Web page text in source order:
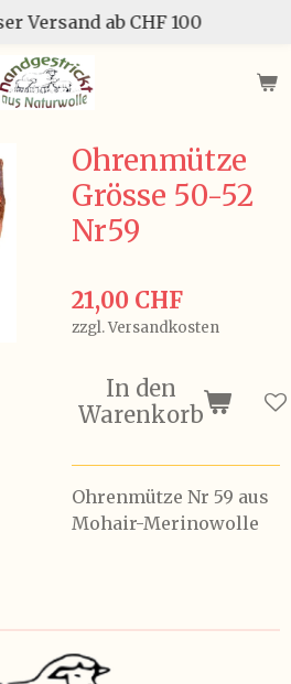
Versand ab CHF 100
Ohrenmütze
Grösse 50-52
Nr59
21,00 CHF
zzgl. Versandkosten
In den
Warenkorb
Ohrenmütze Nr 59 aus
Mohair-Merinowolle